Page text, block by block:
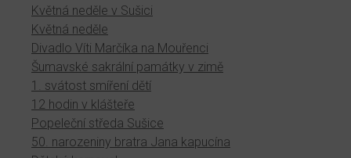
Květná neděle v Sušici
Květná neděle
Divadlo Víti Marčíka na Mouřenci
Šumavské sakrální památky v zimě
1. svátost smíření dětí
12 hodin v klášteře
Popeleční středa Sušice
50. narozeniny bratra Jana kapucína